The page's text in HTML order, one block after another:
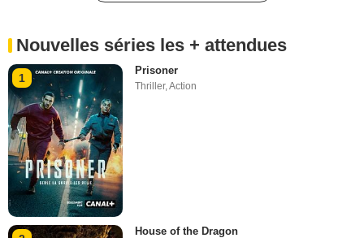
Nouvelles séries les + attendues
1
Prisoner
Thriller,Action
House of the Dragon